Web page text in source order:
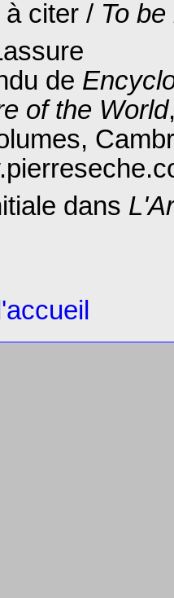
citer / To
de
of the World
dans